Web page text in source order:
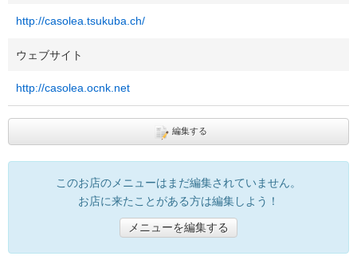
http://casolea.tsukuba.ch/
ウェブサイト
http://casolea.ocnk.net
編集する
このお店のメニューはまだ編集されていません。
お店に来たことがある方は編集しよう！
メニューを編集する